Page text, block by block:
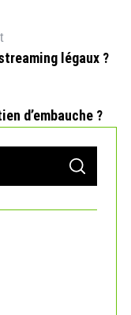
légaux ?
d’embauche ?
S
A
C